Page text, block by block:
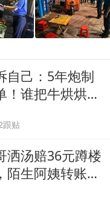
自己：5年炮制
！谁把牛烘烘的
跟贴
洒汤赔36元蹲楼
陌生阿姨转账一